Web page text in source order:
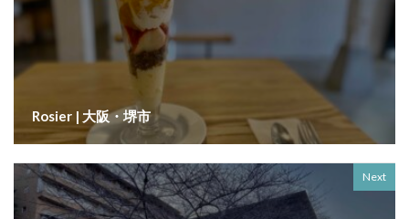
Rosier | 大阪・堺市
Next